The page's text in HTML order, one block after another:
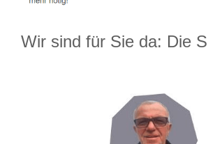
Wir sind für Sie da: Die